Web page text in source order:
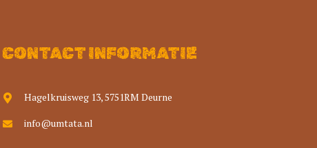
CONTACT INFORMATIE
Hagelkruisweg 13, 5751RM Deurne
info@umtata.nl